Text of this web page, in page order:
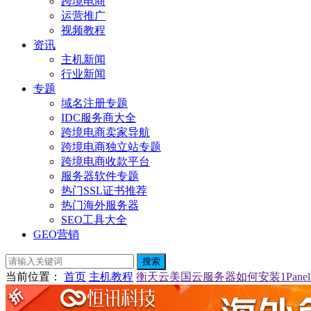
运营推广
视频教程
资讯
主机新闻
行业新闻
专题
域名注册专题
IDC服务商大全
跨境电商卖家导航
跨境电商独立站专题
跨境电商收款平台
服务器软件专题
热门SSL证书推荐
热门海外服务器
SEO工具大全
GEO营销
搜索
当前位置 ： 首页 主机教程 衡天云美国云服务器如何安装